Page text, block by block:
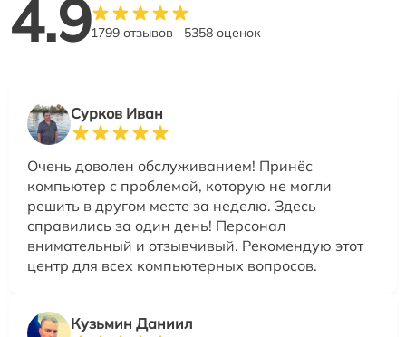
4.91799 отзывов 5358 оценок
Сурков Иван
Очень доволен обслуживанием! Принёс
компьютер с проблемой, которую не могли
решить в другом месте за неделю. Здесь
справились за один день! Персонал
внимательный и отзывчивый. Рекомендую этот
центр для всех компьютерных вопросов.
Кузьмин Даниил